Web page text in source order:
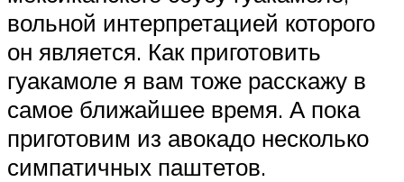
вольной интерпретацией которого
он является. Как приготовить
гуакамоле я вам тоже расскажу в
самое ближайшее время. А пока
приготовим из авокадо несколько
симпатичных паштетов.